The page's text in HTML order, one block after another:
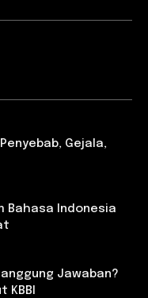
Gejala,
Bahasa Indonesia
Jawaban?
KBBI